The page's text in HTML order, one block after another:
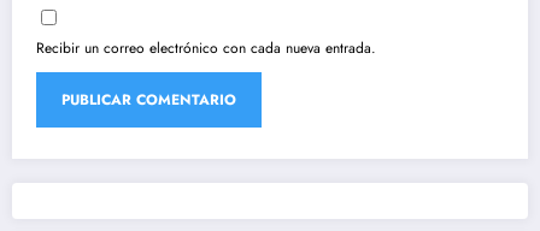
Recibir un correo electrónico con cada nueva entrada.